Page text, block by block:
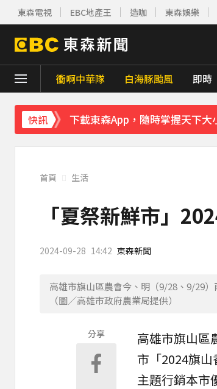
東森電視 EBC地產王 造咖 東森娛樂
衝啊中華隊 白海豚颱風 即時
快訊
羅美玲連生三胎！自爆與尪「2
下載東森App，隨時掌握天下大
遠見天下創辦人高希均辭世 享
首頁 生活
「夏祭新鮮市」
2024-09-28 14:42 東森新聞
高雄市旗山區農會今、明（9/28、9/29
（圖／高雄市政府農業局提供）
分享 高雄市旗山區
市「2024旗山
主題行銷本市